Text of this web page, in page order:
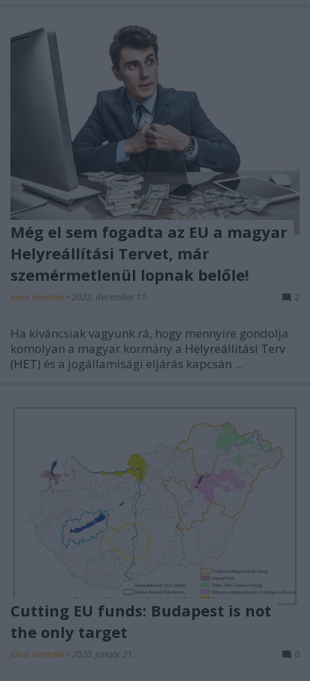
Még el sem fogadta az EU a magyar
Helyreállítási Tervet, már
szemérmetlenül lopnak belőle!
jávor benedek • 2022. december 11. 2
Ha kíváncsiak vagyunk rá, hogy mennyire gondolja
komolyan a magyar kormány a Helyreállítási Terv
(HET) és a jogállamisági eljárás kapcsán ...
Cutting EU funds: Budapest is not
the only target
jávor benedek • 2020. január 21. 0